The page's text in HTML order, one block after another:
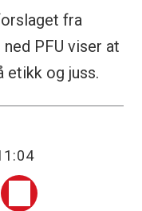
fra
PFU viser at
etikk og juss.